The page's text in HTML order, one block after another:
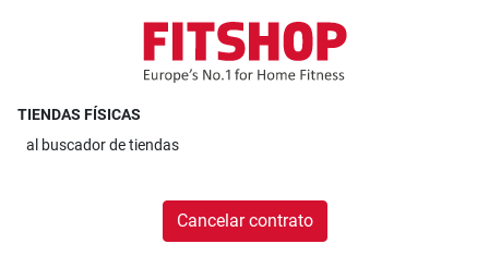
TIENDAS FÍSICAS
al buscador de tiendas
Cancelar contrato